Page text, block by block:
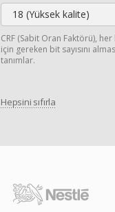
18 (Yüksek kalite)
CRF (Sabit Oran Faktörü),
için gereken bit sayısını
tanımlar.
Hepsini sıfırla